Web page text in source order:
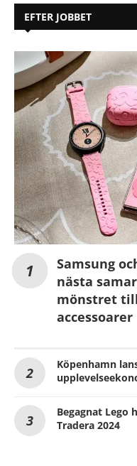
EFTER JOBBET
Samsung
nästa
mönstret
accessoarer
Köpenhamn
Begagnat Lego
Tradera 2024